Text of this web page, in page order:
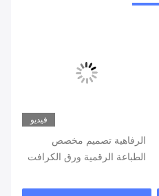
فيديو
الرفاهية تصميم مخصص
الطباعة الرقمية ورق الكرافت
والتغليف مربع